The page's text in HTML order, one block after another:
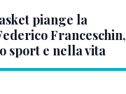
piange la
Franceschin,
sport e nella vita